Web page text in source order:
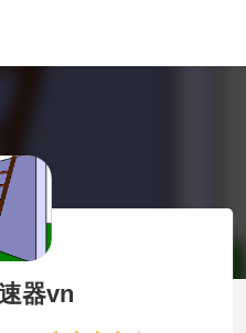
器vn